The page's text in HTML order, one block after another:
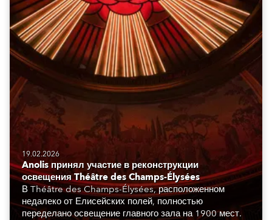
19.02.2026
Anolis принял участие в реконструкции
освещения Théâtre des Champs-Élysées
В Théâtre des Champs-Élysées, расположенном
недалеко от Елисейских полей, полностью
переделано освещение главного зала на 1900 мест.